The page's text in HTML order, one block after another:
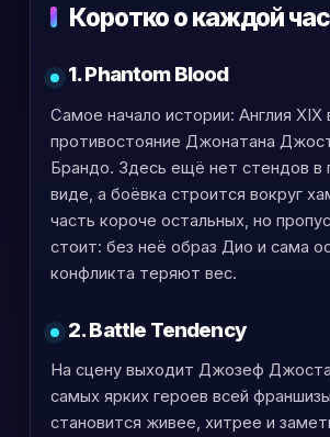
Коротко о каждой
1. Phantom Blood
Самое начало истории: Англия XIX
противостояние Джонатана
Брандо. Здесь ещё нет стендов в
виде, а боёвка строится вокруг
часть короче остальных, но
стоит: без неё образ Дио и сама
конфликта теряют вес.
2. Battle Tendency
На сцену выходит Джозеф
самых ярких героев всей
становится живее, хитрее и